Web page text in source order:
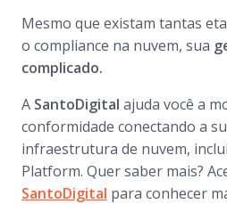
Mesmo que existam tantas
o compliance na nuvem, sua
complicado.
A SantoDigital ajuda você a
conformidade conectando a
infraestrutura de nuvem,
Platform. Quer saber mais?
SantoDigital para conhecer